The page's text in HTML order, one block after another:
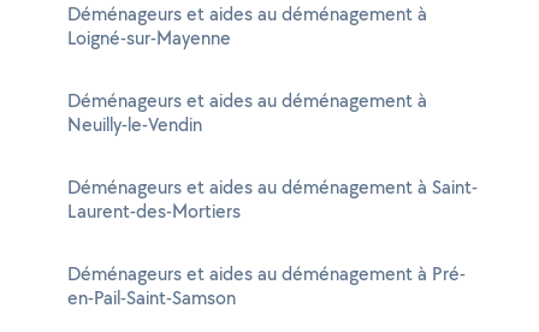
Déménageurs et aides au déménagement à
Loigné-sur-Mayenne
Déménageurs et aides au déménagement à
Neuilly-le-Vendin
Déménageurs et aides au déménagement à Saint-
Laurent-des-Mortiers
Déménageurs et aides au déménagement à Pré-
en-Pail-Saint-Samson